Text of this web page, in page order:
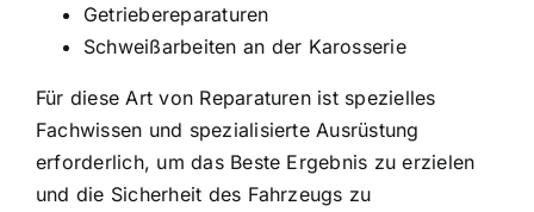
Getriebereparaturen
Schweißarbeiten an der Karosserie
Für diese Art von Reparaturen ist spezielles
Fachwissen und spezialisierte Ausrüstung
erforderlich, um das Beste Ergebnis zu erzielen
und die Sicherheit des Fahrzeugs zu